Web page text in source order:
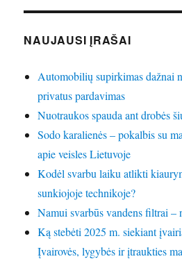
NAUJAUSI ĮRAŠAI
Automobilių supirkimas dažnai
privatus pardavimas
Nuotraukos spauda ant drobės
Sodo karalienės – pokalbis su
apie veisles Lietuvoje
Kodėl svarbu laiku atlikti
sunkiojoje technikoje?
Namui svarbūs vandens filtrai –
Ką stebėti 2025 m. siekiant
Įvairovės, lygybės ir įtraukties